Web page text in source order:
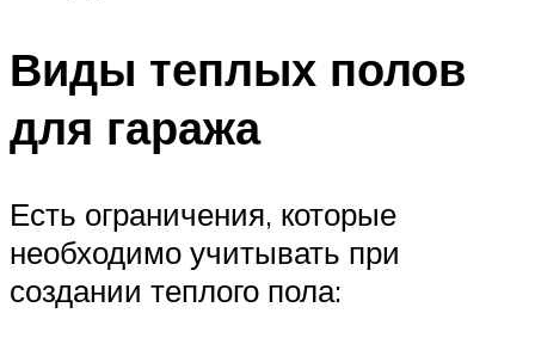
Виды теплых полов
для гаража
Есть ограничения, которые
необходимо учитывать при
создании теплого пола: